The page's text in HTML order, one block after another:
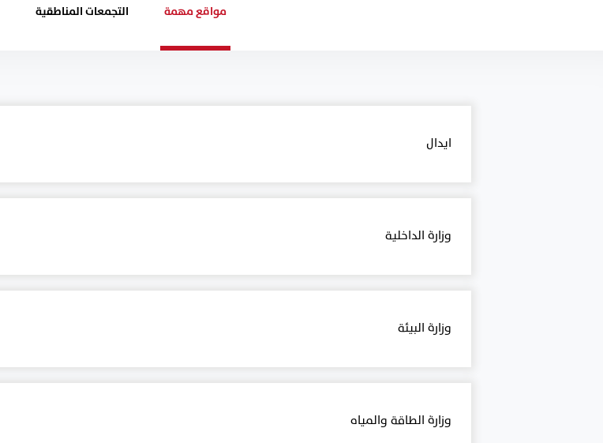
مواقع مهمة التجمعات المناطقية
ايدال
وزارة الداخلية
وزارة البيئة
وزارة الطاقة والمياه